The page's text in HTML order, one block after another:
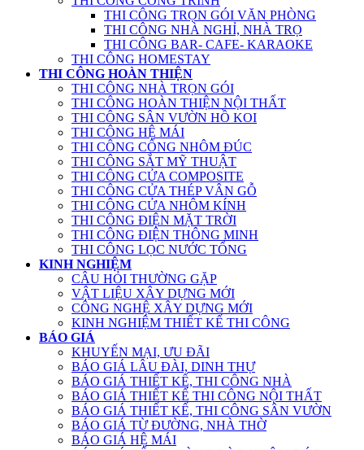
THI CÔNG TRỌN GÓI VĂN PHÒNG
THI CÔNG NHÀ NGHỈ, NHÀ TRỌ
THI CÔNG BAR- CAFE- KARAOKE
THI CÔNG HOMESTAY
THI CÔNG HOÀN THIỆN
THI CÔNG NHÀ TRỌN GÓI
THI CÔNG HOÀN THIỆN NỘI THẤT
THI CÔNG SÂN VƯỜN HỒ KOI
THI CÔNG HỆ MÁI
THI CÔNG CỔNG NHÔM ĐÚC
THI CÔNG SẮT MỸ THUẬT
THI CÔNG CỬA COMPOSITE
THI CÔNG CỬA THÉP VÂN GỖ
THI CÔNG CỬA NHÔM KÍNH
THI CÔNG ĐIỆN MẶT TRỜI
THI CÔNG ĐIỆN THÔNG MINH
THI CÔNG LỌC NƯỚC TỔNG
KINH NGHIỆM
CÂU HỎI THƯỜNG GẶP
VẬT LIỆU XÂY DỰNG MỚI
CÔNG NGHỆ XÂY DỰNG MỚI
KINH NGHIỆM THIẾT KẾ THI CÔNG
BÁO GIÁ
KHUYẾN MẠI, ƯU ĐÃI
BÁO GIÁ LÂU ĐÀI, DINH THỰ
BÁO GIÁ THIẾT KẾ, THI CÔNG NHÀ
BÁO GIÁ THIẾT KẾ THI CÔNG NỘI THẤT
BÁO GIÁ THIẾT KẾ, THI CÔNG SÂN VƯỜN
BÁO GIÁ TỪ ĐƯỜNG, NHÀ THỜ
BÁO GIÁ HỆ MÁI